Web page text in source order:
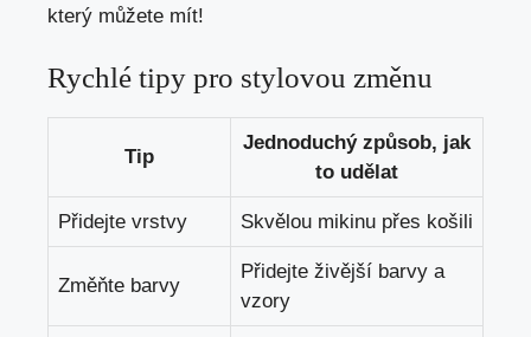
který můžete mít!
Rychlé tipy pro stylovou změnu
Tip
Jednoduchý způsob, jak
to udělat
Přidejte vrstvy Skvělou mikinu přes košili
Změňte barvy
Přidejte živější barvy a
vzory